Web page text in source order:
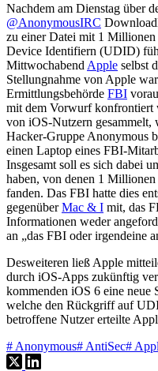
Nachdem am Dienstag über
@AnonymousIRC
zu einer Datei mit 1
Device Identifiern (UDID)
Mittwochabend Apple selbst
Stellungnahme von Apple
Ermittlungsbehörde FBI
mit dem Vorwurf konfrontiert
von iOS-Nutzern
Hacker-Gruppe Anonymous
einen Laptop eines FBI-
Insgesamt soll es sich dabei
haben, von denen 1
fanden. Das FBI hatte dies
gegenüberMac & I mit, das
Informationen weder
an „das FBI oder irgendeine
Desweiteren ließ Apple
durch iOS-Apps zukünftig
kommenden iOS 6 eine neue
welche den Rückgriff auf
betroffene Nutzer erteilte
# Anonymous# AntiSec#